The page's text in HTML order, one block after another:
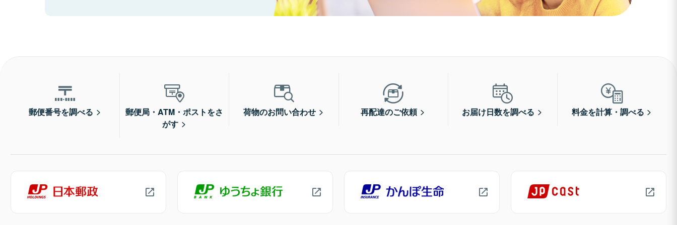
郵便番号を調べる
郵便局・ATM・ポストをさ
がす
荷物のお問い合わせ 再配達のご依頼 お届け日数を調べる 料金を計算・調べる